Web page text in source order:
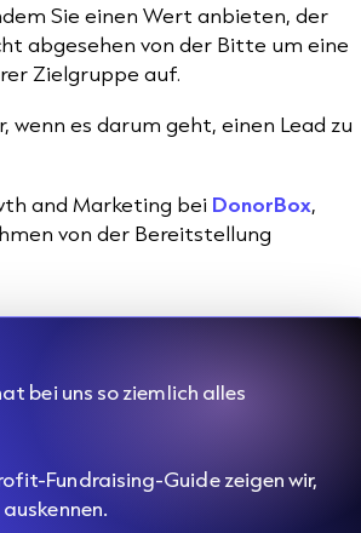
Sie einen Wert anbieten, der
abgesehen von der Bitte um eine
Zielgruppe auf.
es darum geht, einen Lead zu
and Marketing bei DonorBox,
von der Bereitstellung
bei uns so ziemlich alles
Fundraising-Guide zeigen wir,